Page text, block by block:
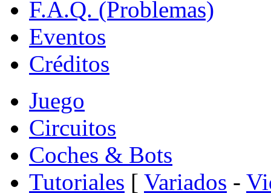
F.A.Q. (Problemas)
Eventos
Créditos
Juego
Circuitos
Coches & Bots
Tutoriales [ Variados -